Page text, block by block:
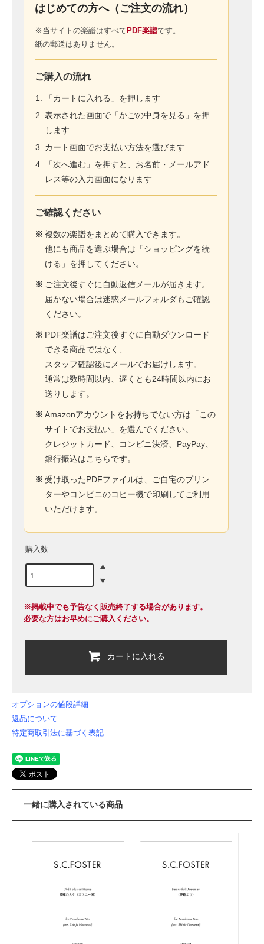
はじめての方へ（ご注文の流れ）
※当サイトの楽譜はすべてPDF楽譜です。
紙の郵送はありません。
ご購入の流れ
「カートに入れる」を押します
表示された画面で「かごの中身を見る」を押
します
カート画面でお支払い方法を選びます
「次へ進む」を押すと、お名前・メールアド
レス等の入力画面になります
ご確認ください
※ 複数の楽譜をまとめて購入できます。
他にも商品を選ぶ場合は「ショッピングを続
ける」を押してください。
※ ご注文後すぐに自動返信メールが届きます。
届かない場合は迷惑メールフォルダもご確認
ください。
※ PDF楽譜はご注文後すぐに自動ダウンロード
できる商品ではなく、
スタッフ確認後にメールでお届けします。
通常は数時間以内、遅くとも24時間以内にお
送りします。
※ Amazonアカウントをお持ちでない方は「この
サイトでお支払い」を選んでください。
クレジットカード、コンビニ決済、PayPay、
銀行振込はこちらです。
※ 受け取ったPDFファイルは、ご自宅のプリン
ターやコンビニのコピー機で印刷してご利用
いただけます。
購入数
※掲載中でも予告なく販売終了する場合があります。
必要な方はお早めにご購入ください。
カートに入れる
オプションの値段詳細
返品について
特定商取引法に基づく表記
一緒に購入されている商品